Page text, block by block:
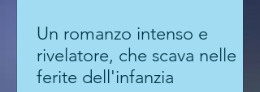
Un romanzo intenso e
rivelatore, che scava nelle
ferite dell'infanzia